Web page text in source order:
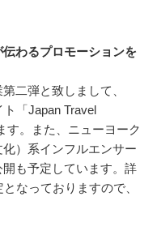
わるプロモーションを
二弾と致しまして、
「Japan Travel
す。また、ニューヨーク
）系インフルエンサー
も予定しています。詳
なっておりますので、